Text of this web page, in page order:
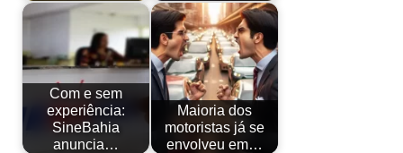
Com e sem
experiência:
SineBahia
anuncia…
Maioria dos
motoristas já se
envolveu em…